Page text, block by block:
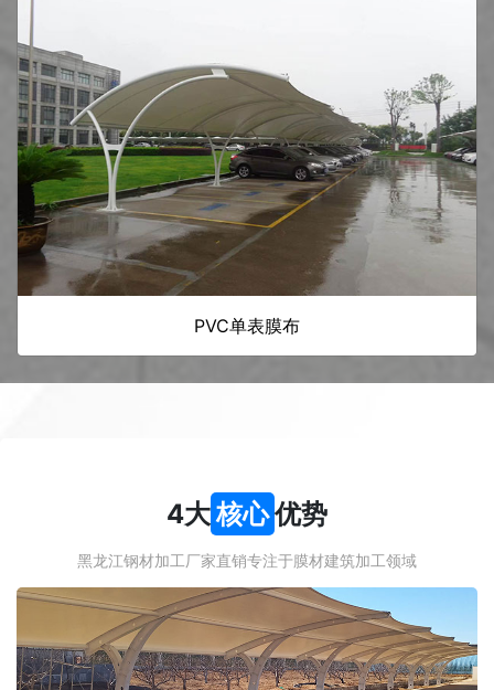
PVC单表膜布
4大核心优势
黑龙江钢材加工厂家直销专注于膜材建筑加工领域